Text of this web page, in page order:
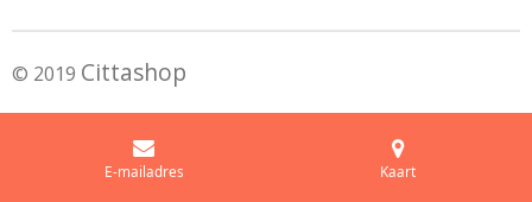
© 2019 Cittashop
E-mailadres Kaart